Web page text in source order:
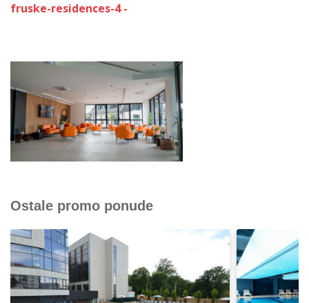
fruske-residences-4 -
Ostale promo ponude